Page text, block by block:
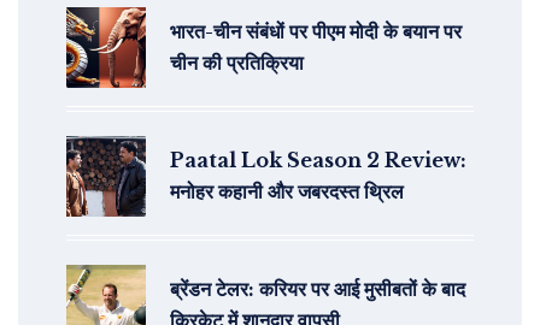
भारत-चीन संबंधों पर पीएम मोदी के बयान पर
चीन की प्रतिक्रिया
Paatal Lok Season 2 Review:
मनोहर कहानी और जबरदस्त थ्रिल
ब्रेंडन टेलर: करियर पर आई मुसीबतों के बाद